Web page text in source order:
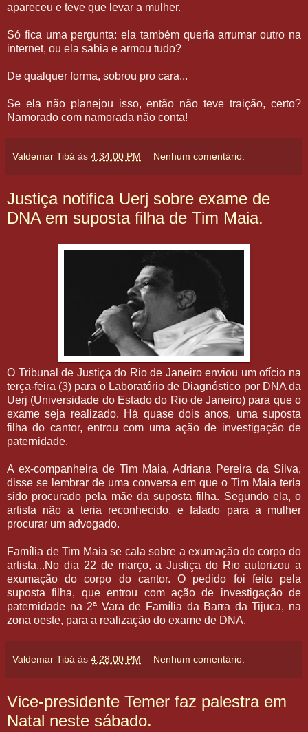
apareceu e teve que levar a mulher.
Só fica uma pergunta: ela também queria arrumar outro na
internet, ou ela sabia e armou tudo?
De qualquer forma, sobrou pro cara...
Se ela não planejou isso, então não teve traição, certo?
Namorado com namorada não conta!
Valdemar Tibá às 4:34:00 PM Nenhum comentário:
Justiça notifica Uerj sobre exame de
DNA em suposta filha de Tim Maia.
O Tribunal de Justiça do Rio de Janeiro enviou um ofício na
terça-feira (3) para o Laboratório de Diagnóstico por DNA da
Uerj (Universidade do Estado do Rio de Janeiro) para que o
exame seja realizado. Há quase dois anos, uma suposta
filha do cantor, entrou com uma ação de investigação de
paternidade.
A ex-companheira de Tim Maia, Adriana Pereira da Silva,
disse se lembrar de uma conversa em que o Tim Maia teria
sido procurado pela mãe da suposta filha. Segundo ela, o
artista não a teria reconhecido, e falado para a mulher
procurar um advogado.
Família de Tim Maia se cala sobre a exumação do corpo do
artista...No dia 22 de março, a Justiça do Rio autorizou a
exumação do corpo do cantor. O pedido foi feito pela
suposta filha, que entrou com ação de investigação de
paternidade na 2ª Vara de Família da Barra da Tijuca, na
zona oeste, para a realização do exame de DNA.
Valdemar Tibá às 4:28:00 PM Nenhum comentário:
Vice-presidente Temer faz palestra em
Natal neste sábado.